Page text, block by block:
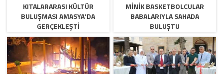
KITALARARASI KÜLTÜR
BULUŞMASI AMASYA’DA
GERÇEKLEŞTI
MINIK BASKETBOLCULAR
BABALARIYLA SAHADA
BULUŞTU